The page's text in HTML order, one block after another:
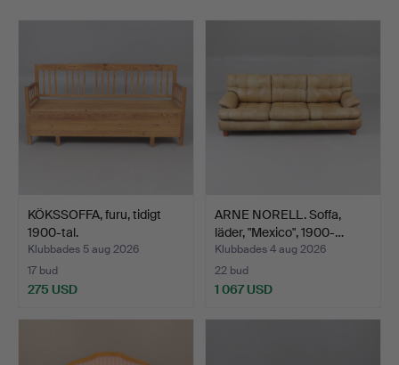
KÖKSSOFFA, furu, tidigt
1900-tal.
Klubbades 5 aug 2026
17 bud
275 USD
ARNE NORELL. Soffa,
läder, "Mexico", 1900-…
Klubbades 4 aug 2026
22 bud
1 067 USD